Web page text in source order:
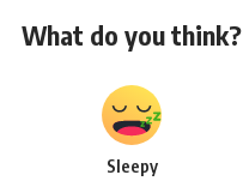
What do you think?
Sleepy